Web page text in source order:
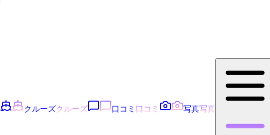
クルーズクルーズ 口コミ 口コミ 写真写真